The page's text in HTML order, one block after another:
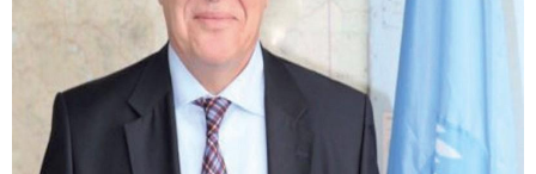
Circuits touristiques
Tourisme